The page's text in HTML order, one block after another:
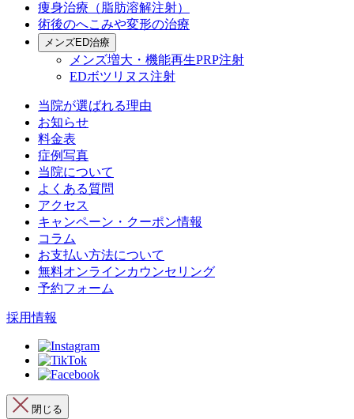
痩身治療（脂肪溶解注射）
術後のへこみや変形の治療
メンズED治療
メンズ増大・機能再生PRP注射
EDボツリヌス注射
当院が選ばれる理由
お知らせ
料金表
症例写真
当院について
よくある質問
アクセス
キャンペーン・クーポン情報
コラム
お支払い方法について
無料オンラインカウンセリング
予約フォーム
採用情報
閉じる